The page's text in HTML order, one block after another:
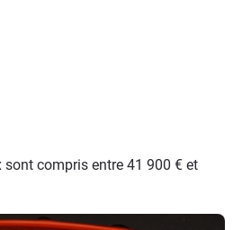
compris entre 41 900 € et